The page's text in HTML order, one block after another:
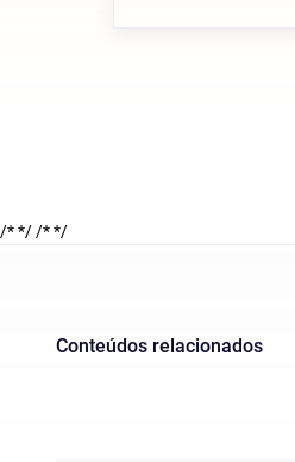
/* *//* */
Conteúdos relacionados